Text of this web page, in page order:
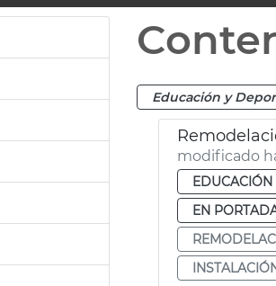
Educación y
modificado
EDUCACIÓN
EN